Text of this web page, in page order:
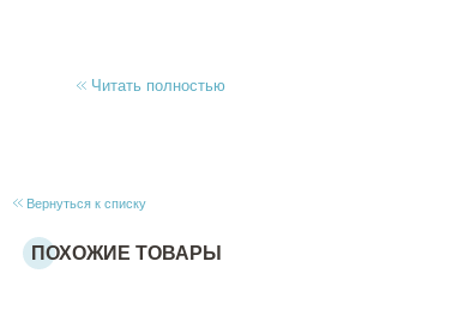
Читать полностью
Вернуться к списку
ПОХОЖИЕ ТОВАРЫ